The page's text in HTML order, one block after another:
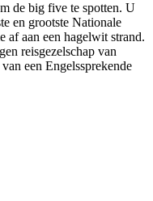
de big five te spotten. U
en grootste Nationale
af aan een hagelwit strand.
reisgezelschap van
een Engelssprekende